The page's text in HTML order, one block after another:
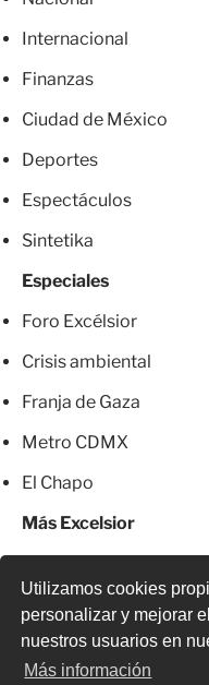
Utilizamos cookies
personalizar y mejorar
nuestros usuarios en
Más información
Internacional
Finanzas
Ciudad de México
Deportes
Espectáculos
Sintetika
Especiales
Foro Excélsior
Crisis ambiental
Franja de Gaza
Metro CDMX
El Chapo
Más Excelsior
© 2026 Todos los derechos
o parcial,